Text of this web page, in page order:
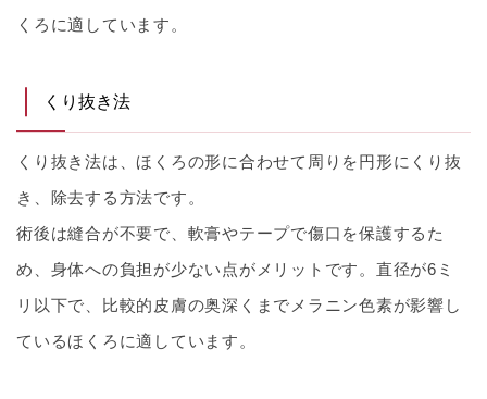
くろに適しています。
くり抜き法
くり抜き法は、ほくろの形に合わせて周りを円形にくり抜
き、除去する方法です。
術後は縫合が不要で、軟膏やテープで傷口を保護するた
め、身体への負担が少ない点がメリットです。直径が6ミ
リ以下で、比較的皮膚の奥深くまでメラニン色素が影響し
ているほくろに適しています。